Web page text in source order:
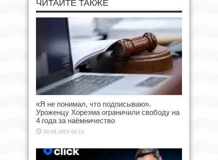
ЧИТАЙТЕ ТАКЖЕ
«Я не понимал, что подписываю».
Уроженцу Хорезма ограничили свободу на
4 года за наёмничество
08.08.2026 00:10